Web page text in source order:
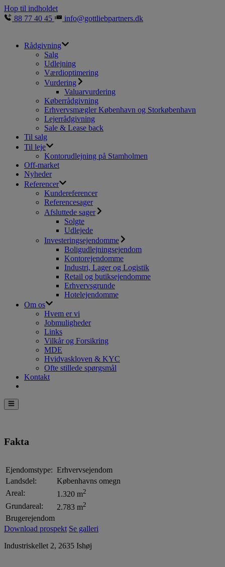
Hop til indholdet
88 77 40 45
info@gottliebpartners.dk
Rådgivning
Salg
Udlejning
Værdioptimering
Vurdering
Valuarvurdering
Køberrådgivning
Erhvervsmægler København og Storkøbenhavn
Lejerrådgivning
Sale & Lease back
Til salg
Til leje
Kontorudlejning på Stamholmen
Off-market
Nyheder
Referencer
Kundereferencer
Referencesager
Afsluttede sager
Solgte
Udlejede
Investeringsejendomme
Boligudlejningsejendom
Kontorejendomme
Industri, Lager og Logistik
Retail og butiksejendomme
Erhvervsgrunde
Hotelejendomme
Om os
Hvem er vi
Jobmuligheder
Links
Vilkår og Forsikring
MDE
Hvidvaskloven & KYC
Ofte stillede spørgsmål
Kontakt
Fakta
Ejendomstype: Erhvervsejendom
Landsdel:
Københavns omegn
Areal:
1.320 m2
Grundareal: 2.783 m2
Brugerejendom
Download prospekt Se galleri
Industriskellet 2, 2635 Ishøj